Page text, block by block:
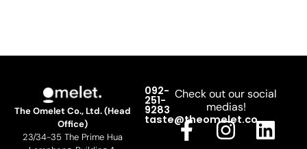
The Omelet Co., Ltd. (Head
Office)
23/34-35 The Prime Hua
092-
251-
9283
taste@theomelet.co
Check out our social
medias!
F
I
L
L
M